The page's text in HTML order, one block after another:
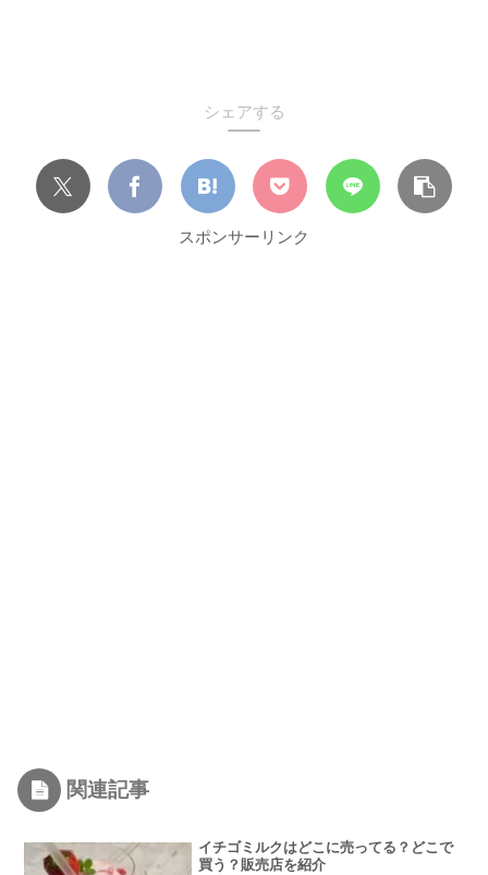
シェアする
スポンサーリンク
関連記事
イチゴミルクはどこに売ってる？どこで
買う？販売店を紹介